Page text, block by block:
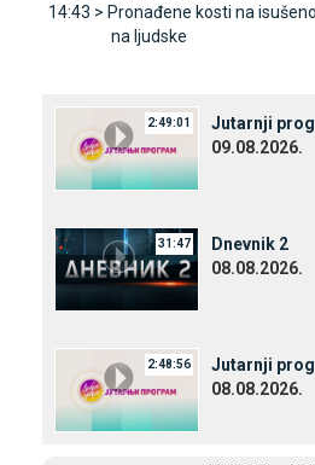
14:43 > Pronađene kosti na
na ljudske
2:49:01
Јutarnji
09.08.2026.
31:47
Dnevnik 2
08.08.2026.
2:48:56
Јutarnji
08.08.2026.